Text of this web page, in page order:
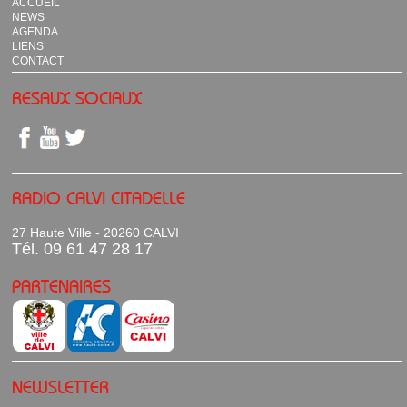
ACCUEIL
NEWS
AGENDA
LIENS
CONTACT
RESAUX SOCIAUX
RADIO CALVI CITADELLE
27 Haute Ville - 20260 CALVI
Tél. 09 61 47 28 17
PARTENAIRES
NEWSLETTER